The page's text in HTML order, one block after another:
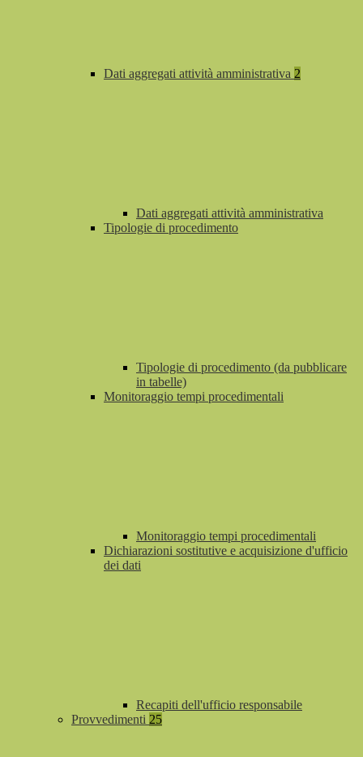
Dati aggregati attività amministrativa 2
Dati aggregati attività amministrativa
Tipologie di procedimento
Tipologie di procedimento (da pubblicare
in tabelle)
Monitoraggio tempi procedimentali
Monitoraggio tempi procedimentali
Dichiarazioni sostitutive e acquisizione d'ufficio
dei dati
Recapiti dell'ufficio responsabile
Provvedimenti 25